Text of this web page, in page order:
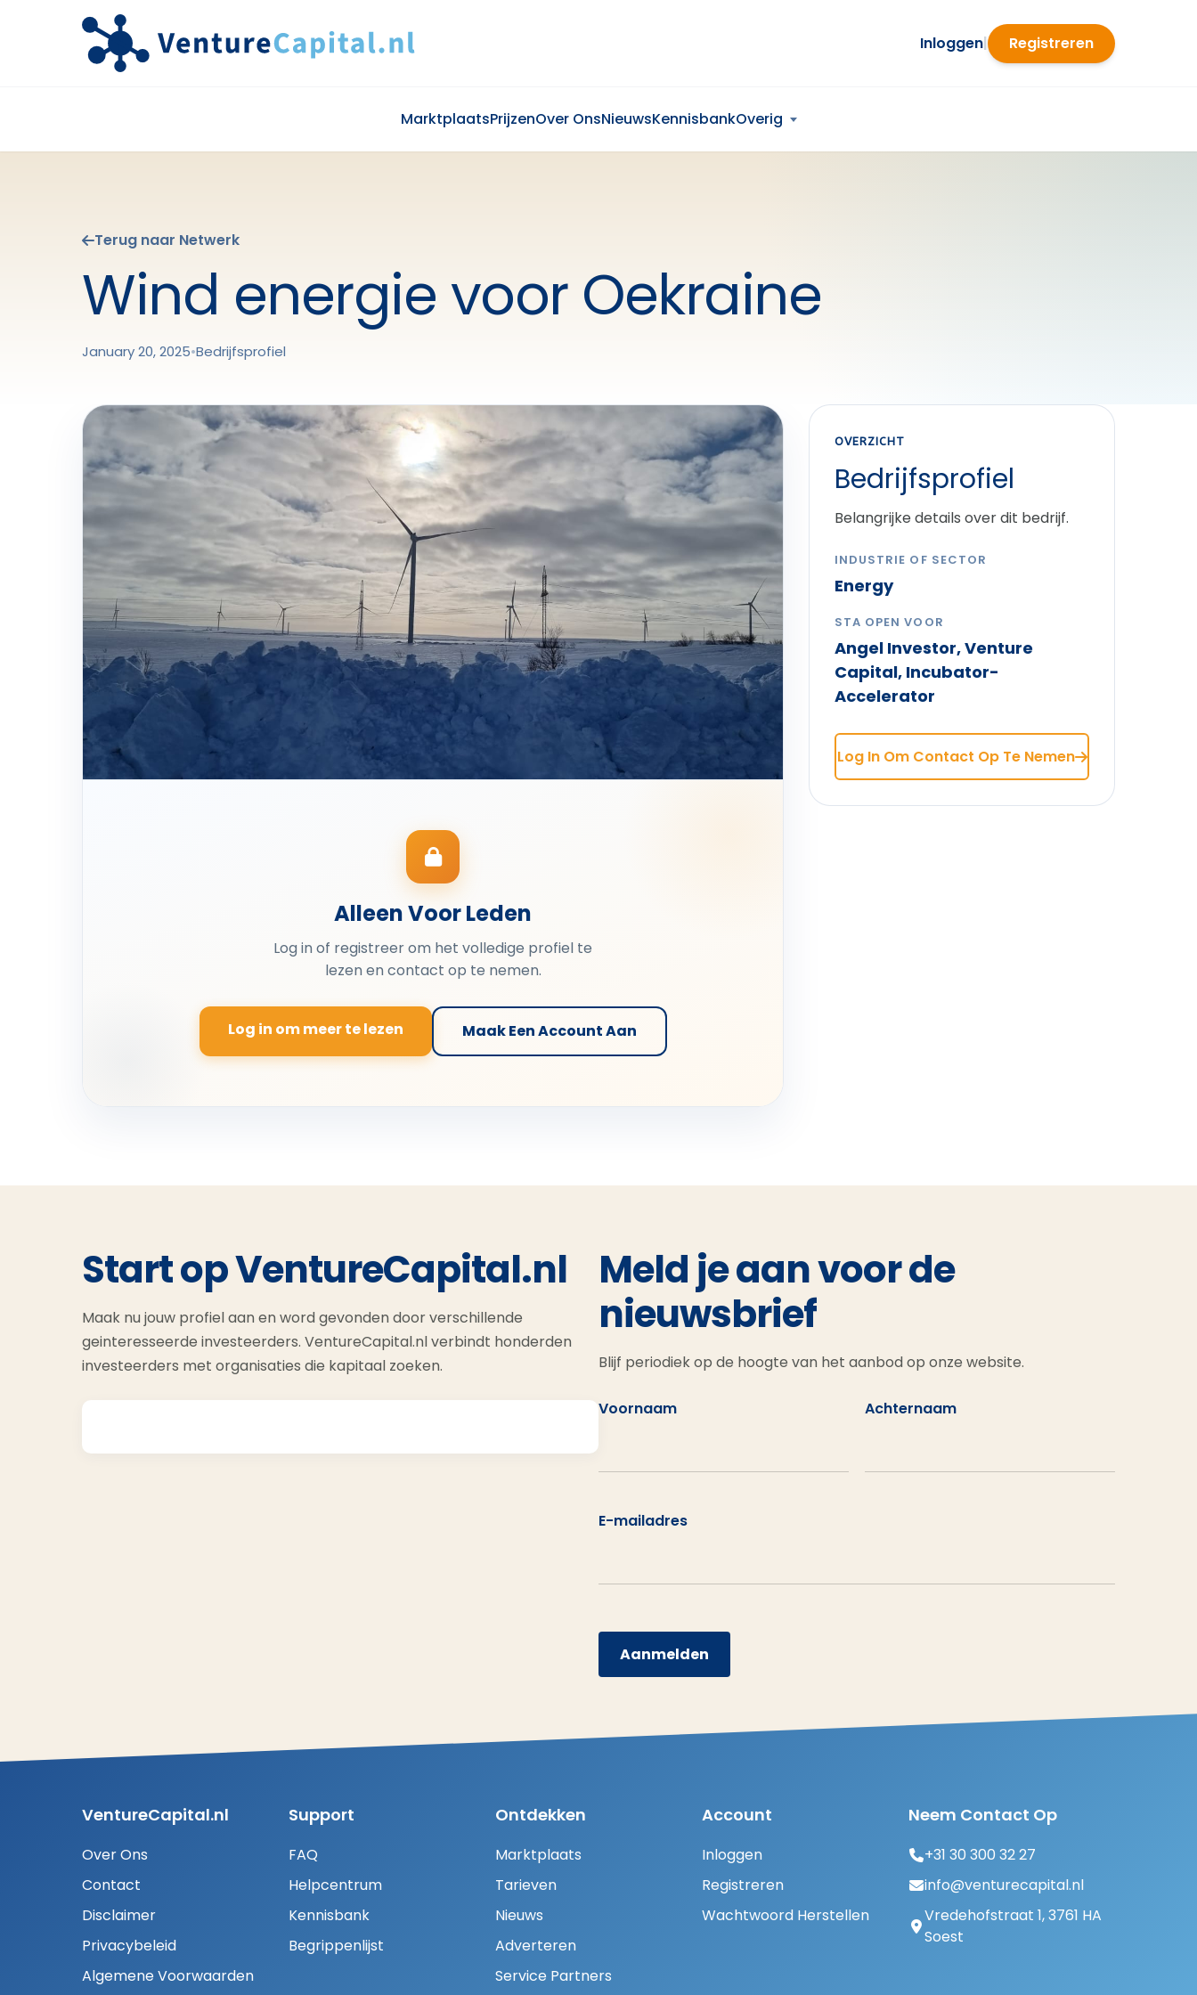
Inloggen| Registreren
MarktplaatsPrijzenOver OnsNieuwsKennisbankOverig
Terug naar Netwerk
Wind energie voor Oekraine
January 20, 2025•Bedrijfsprofiel
Alleen Voor Leden
Log in of registreer om het volledige profiel te
lezen en contact op te nemen.
Log in om meer te lezen Maak Een Account Aan
OVERZICHT
Bedrijfsprofiel
Belangrijke details over dit bedrijf.
INDUSTRIE OF SECTOR
Energy
STA OPEN VOOR
Angel Investor, Venture
Capital, Incubator-
Accelerator
Log In Om Contact Op Te Nemen
Start op VentureCapital.nl
Maak nu jouw profiel aan en word gevonden door verschillende
geinteresseerde investeerders. VentureCapital.nl verbindt honderden
investeerders met organisaties die kapitaal zoeken.
Meld je aan voor de
nieuwsbrief
Blijf periodiek op de hoogte van het aanbod op onze website.
Voornaam Achternaam
E-mailadres
Aanmelden
VentureCapital.nl
Over Ons
Contact
Disclaimer
Privacybeleid
Algemene Voorwaarden
Support
FAQ
Helpcentrum
Kennisbank
Begrippenlijst
Ontdekken
Marktplaats
Tarieven
Nieuws
Adverteren
Service Partners
Account
Inloggen
Registreren
Wachtwoord Herstellen
Neem Contact Op
+31 30 300 32 27
info@venturecapital.nl
Vredehofstraat 1, 3761 HA
Soest